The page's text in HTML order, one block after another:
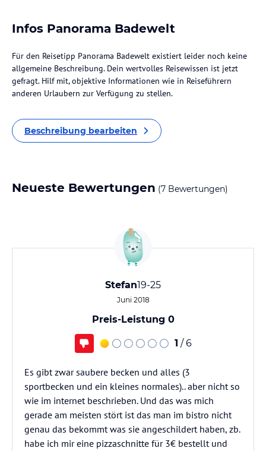
Infos Panorama Badewelt
Für den Reisetipp Panorama Badewelt existiert leider noch keine
allgemeine Beschreibung. Dein wertvolles Reisewissen ist jetzt
gefragt. Hilf mit, objektive Informationen wie in Reiseführern
anderen Urlaubern zur Verfügung zu stellen.
Beschreibung bearbeiten
Neueste Bewertungen (7 Bewertungen)
Stefan19-25
Juni 2018
Preis-Leistung 0
1 / 6
Es gibt zwar saubere becken und alles (3
sportbecken und ein kleines normales).. aber nicht so
wie im internet beschrieben. Und das was mich
gerade am meisten stört ist das man im bistro nicht
genau das bekommt was sie angeschildert haben, zb.
habe ich mir eine pizzaschnitte für 3€ bestellt und